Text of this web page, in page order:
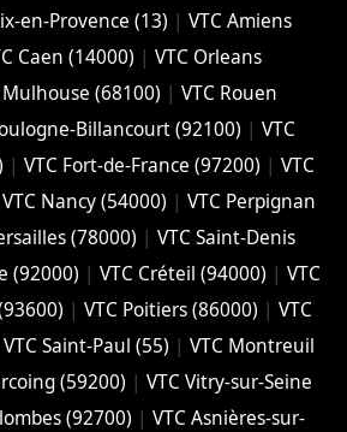
en-Provence (13) |VTC Amiens
Caen (14000) |VTC Orleans
Mulhouse (68100) |VTC Rouen
Billancourt (92100) | VTC
|VTC Fort-de-France (97200) |VTC
VTC Nancy (‎54000) | VTC Perpignan
(‎78000) |VTC Saint-Denis
(92000) | VTC Créteil (94000) | VTC
| VTC Poitiers (86000) | VTC
VTC Saint-Paul (55) |VTC Montreuil
(59200) | VTC Vitry-sur-Seine
(92700) | VTC Asnières-sur-